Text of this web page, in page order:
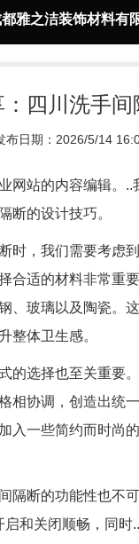
雅之洁装饰材料有
四川洗手
布日期：2026/5/14
网站的内容编辑。..
断的设计技巧。
时，我们需要考虑
合适的材料非常重
、玻璃以及陶瓷。
整体卫生感。
的选择也至关重要
相协调，创造出统
入一些简约而时尚
隔断的功能性也不
启和关闭顺畅，同时